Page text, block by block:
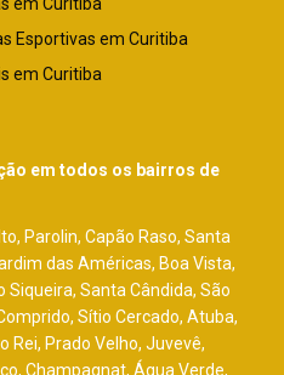
Esportivas em Curitiba
em Curitiba
em todos os bairros de
Parolin, Capão Raso, Santa
das Américas, Boa Vista,
Santa Cândida, São
Sítio Cercado, Atuba,
Rei, Prado Velho, Juvevê,
Champagnat, Água Verde,